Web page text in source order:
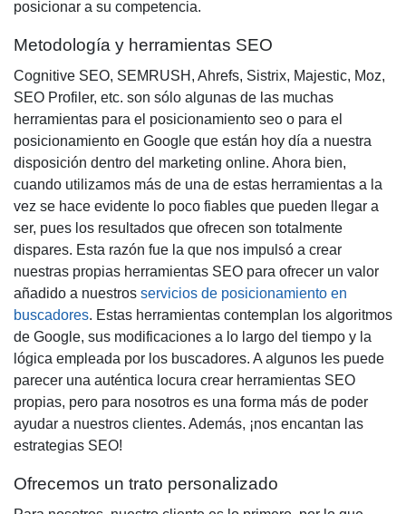
posicionar a su competencia.
Metodología y herramientas SEO
Cognitive SEO, SEMRUSH, Ahrefs, Sistrix, Majestic, Moz,
SEO Profiler, etc. son sólo algunas de las muchas
herramientas para el posicionamiento seo o para el
posicionamiento en Google que están hoy día a nuestra
disposición dentro del marketing online. Ahora bien,
cuando utilizamos más de una de estas herramientas a la
vez se hace evidente lo poco fiables que pueden llegar a
ser, pues los resultados que ofrecen son totalmente
dispares. Esta razón fue la que nos impulsó a crear
nuestras propias herramientas SEO para ofrecer un valor
añadido a nuestros servicios de posicionamiento en
buscadores. Estas herramientas contemplan los algoritmos
de Google, sus modificaciones a lo largo del tiempo y la
lógica empleada por los buscadores. A algunos les puede
parecer una auténtica locura crear herramientas SEO
propias, pero para nosotros es una forma más de poder
ayudar a nuestros clientes. Además, ¡nos encantan las
estrategias SEO!
Ofrecemos un trato personalizado